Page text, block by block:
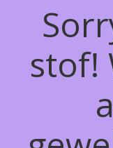
stof!